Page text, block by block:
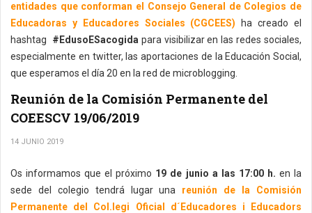
entidades que conforman el Consejo General de Colegios de
Educadoras y Educadores Sociales (CGCEES) ha creado el
hashtag #EdusoESacogida para visibilizar en las redes sociales,
especialmente en twitter, las aportaciones de la Educación Social,
que esperamos el día 20 en la red de microblogging.
Reunión de la Comisión Permanente del
COEESCV 19/06/2019
14 JUNIO 2019
Os informamos que el próximo 19 de junio a las 17:00 h. en la
sede del colegio tendrá lugar una reunión de la Comisión
Permanente del Col.legi Oficial d´Educadores i Educadors